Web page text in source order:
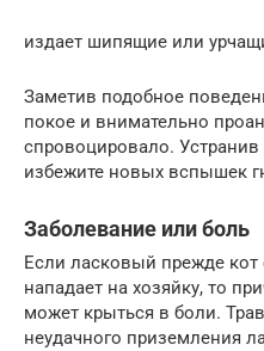
издает шипящие или
Заметив подобное
покое и внимательно
спровоцировало.
избежите новых вспышек
Заболевание или боль
Если ласковый прежде кот
нападает на хозяйку, то
может крыться в боли.
неудачного приземления